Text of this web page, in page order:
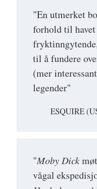
"En utmerket
forhold til
til å fundere
(mer
legender"
ESQUIRE
"Moby Dick
vågal